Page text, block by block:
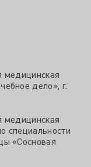
медицинская
дело», г.
медицинская
специальности
«Сосновая